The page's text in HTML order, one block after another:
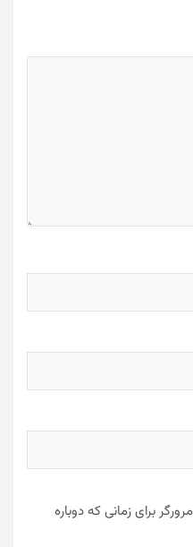
برای زمانی که دوباره